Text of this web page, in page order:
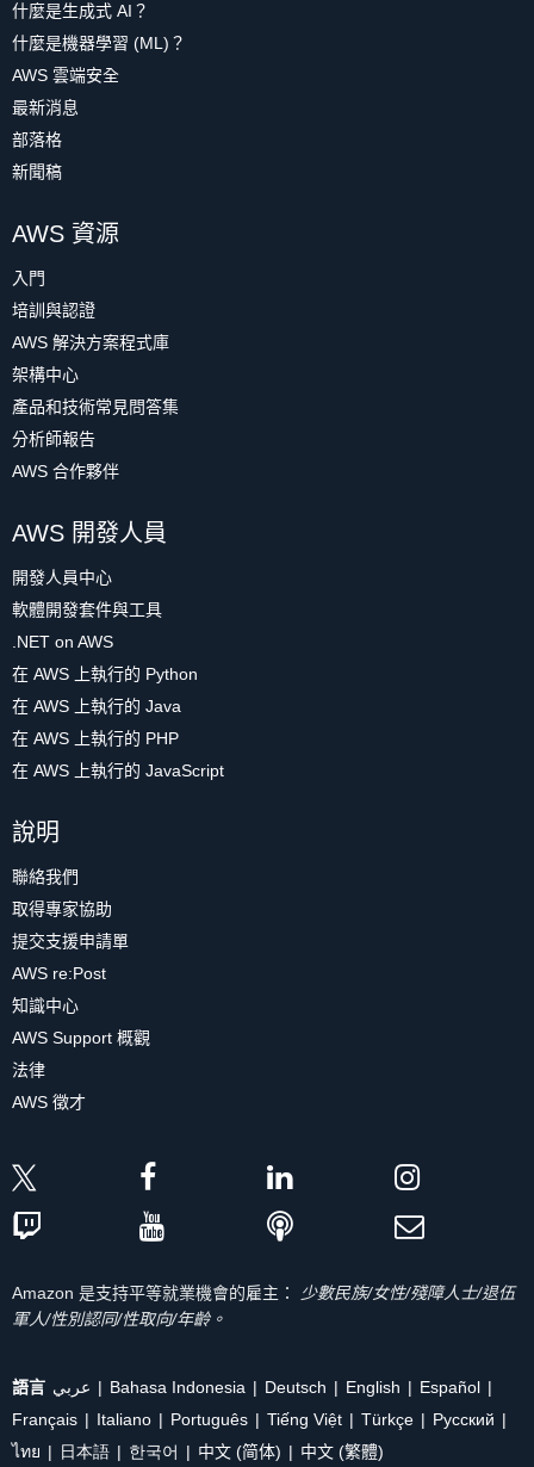
什麼是生成式 AI？
什麼是機器學習 (ML)？
AWS 雲端安全
最新消息
部落格
新聞稿
AWS 資源
入門
培訓與認證
AWS 解決方案程式庫
架構中心
產品和技術常見問答集
分析師報告
AWS 合作夥伴
AWS 開發人員
開發人員中心
軟體開發套件與工具
.NET on AWS
在 AWS 上執行的 Python
在 AWS 上執行的 Java
在 AWS 上執行的 PHP
在 AWS 上執行的 JavaScript
說明
聯絡我們
取得專家協助
提交支援申請單
AWS re:Post
知識中心
AWS Support 概觀
法律
AWS 徵才
Amazon 是支持平等就業機會的雇主：
少數民族/女性/殘障人士/退伍
軍人/性別認同/性取向/年齡。
語言 عربي Bahasa Indonesia Deutsch English
Español
Français
Italiano Português Tiếng Việt Türkçe
Ρусский
ไทย
日本語 한국어 中文 (简体) 中文 (繁體)